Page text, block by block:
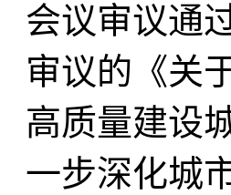
会议审议通
审议的《关
高质量建设
一步深化城